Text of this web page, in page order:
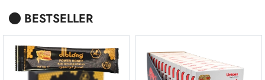
BESTSELLER